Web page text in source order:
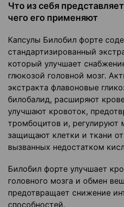
Что из себя
чего его применяют
Капсулы Билобил форте
стандартизированный
который улучшает
глюкозой головной мозг.
экстракта флавоновые
билобалид, расширяют
улучшают кровоток,
тромбоцитов и, регулируют
защищают клетки и ткани
вызванных недостатком
Билобил форте улучшает
головного мозга и обмен
предотвращает снижение
способностей.